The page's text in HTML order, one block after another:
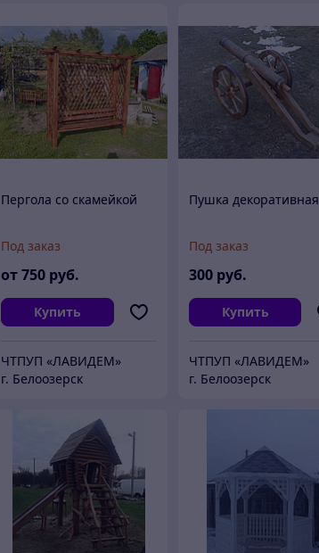
Пергола со скамейкой
Под заказ
от750 руб.
Купить
ЧТПУП «ЛАВИДЕМ»
г. Белоозерск
Пушка декоративная
Под заказ
300 руб.
Купить
ЧТПУП «ЛАВИДЕМ»
г. Белоозерск